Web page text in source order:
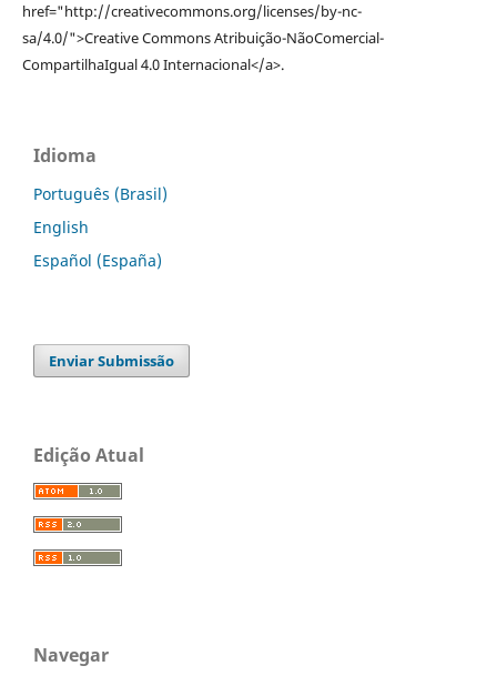
href="http://creativecommons.org/licenses/by-nc-
sa/4.0/">Creative Commons Atribuição-NãoComercial-
CompartilhaIgual 4.0 Internacional</a>.
Idioma
Português (Brasil)
English
Español (España)
Enviar Submissão
Edição Atual
Navegar